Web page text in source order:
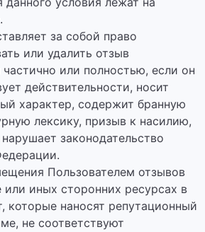
за собой право
или удалить отзыв
частично или полностью, если он
действительности, носит
характер, содержит бранную
лексику, призыв к насилию,
законодательство
Пользователем отзывов
иных сторонних ресурсах в
которые наносят репутационный
не соответствуют